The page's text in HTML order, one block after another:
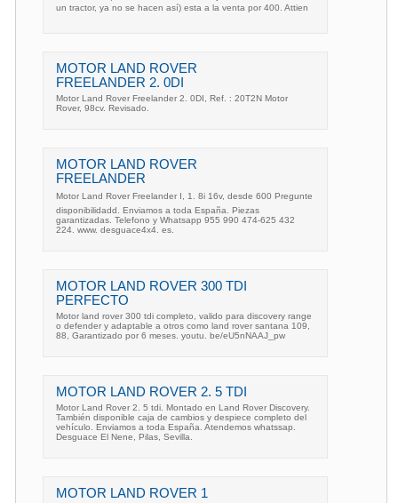
un tractor, ya no se hacen así) esta a la venta por 400. Attien
MOTOR LAND ROVER
FREELANDER 2. 0DI
Motor Land Rover Freelander 2. 0DI, Ref. : 20T2N Motor
Rover, 98cv. Revisado.
MOTOR LAND ROVER
FREELANDER
Motor Land Rover Freelander I, 1. 8i 16v, desde 600 Pregunte
disponibilidadd. Enviamos a toda España. Piezas
garantizadas. Telefono y Whatsapp 955 990 474-625 432
224. www. desguace4x4. es.
MOTOR LAND ROVER 300 TDI
PERFECTO
Motor land rover 300 tdi completo, valido para discovery range
o defender y adaptable a otros como land rover santana 109,
88, Garantizado por 6 meses. youtu. be/eU5nNAAJ_pw
MOTOR LAND ROVER 2. 5 TDI
Motor Land Rover 2. 5 tdi. Montado en Land Rover Discovery.
También disponible caja de cambios y despiece completo del
vehículo. Enviamos a toda España. Atendemos whatssap.
Desguace El Nene, Pilas, Sevilla.
MOTOR LAND ROVER 1